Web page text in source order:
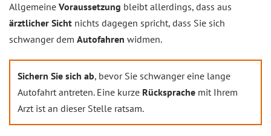
Allgemeine Voraussetzung bleibt allerdings, dass aus
ärztlicher Sicht nichts dagegen spricht, dass Sie sich
schwanger dem Autofahren widmen.
Sichern Sie sich ab, bevor Sie schwanger eine lange
Autofahrt antreten. Eine kurze Rücksprache mit Ihrem
Arzt ist an dieser Stelle ratsam.